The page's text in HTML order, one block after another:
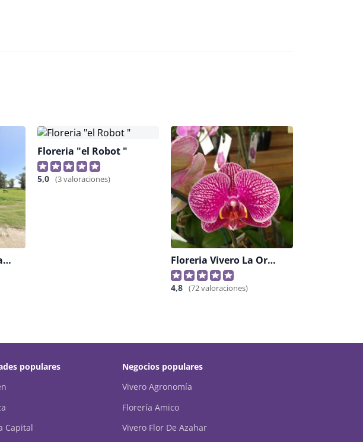
Flores Donna Coronas - Arreglos Florales
Floreria "el Robot "
5,0 (3 valoraciones)
Floreria Vivero La Orquidea Verde Natural
4,8 (72 valoraciones)
populares
Capital
Negocios populares
Vivero Agronomía
Florería Amico
Vivero Flor De Azahar